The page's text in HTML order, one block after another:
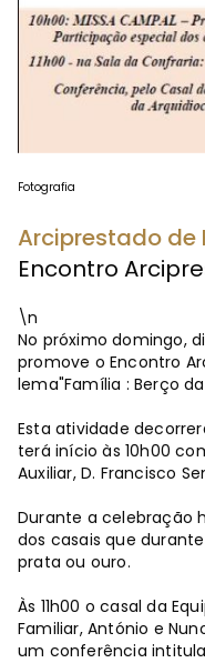
Fotografia
Arciprestado de
Encontro
\n
No próximo domingo,
promove o Encontro
lema"Família : Berço
Esta atividade
terá início às 10h00
Auxiliar, D. Francisco
Durante a celebração
dos casais que
prata ou ouro.
Às 11h00 o casal da
Familiar, António e
um conferência